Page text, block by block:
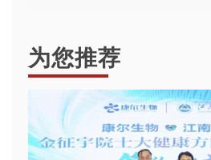
为您推荐